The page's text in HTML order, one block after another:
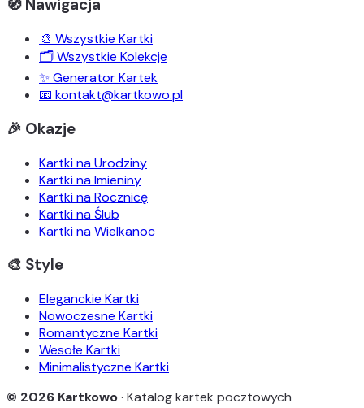
🧭 Nawigacja
🎨 Wszystkie Kartki
🗂️ Wszystkie Kolekcje
✨ Generator Kartek
📧 kontakt@kartkowo.pl
🎉 Okazje
Kartki na Urodziny
Kartki na Imieniny
Kartki na Rocznicę
Kartki na Ślub
Kartki na Wielkanoc
🎨 Style
Eleganckie Kartki
Nowoczesne Kartki
Romantyczne Kartki
Wesołe Kartki
Minimalistyczne Kartki
© 2026 Kartkowo· Katalog kartek pocztowych